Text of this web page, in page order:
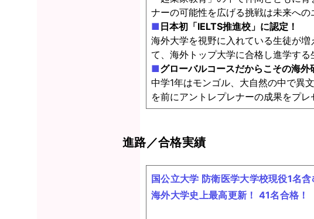
ナーの可能性を広げる挑戦は未来への
■ 日本初「IELTS推進校」に認定！
海外大学を視野に入れている生徒が
て、海外トップ大学に合格し進学する
■グローバルコースだからこその海外
中学1年はモンゴル、大自然の中で異
を前にアントレプレナーの成果をプレ
進路／合格実績
国公立大学 防衛医学大学校現役1名
海外大学史上最高更新！ 41名合格！